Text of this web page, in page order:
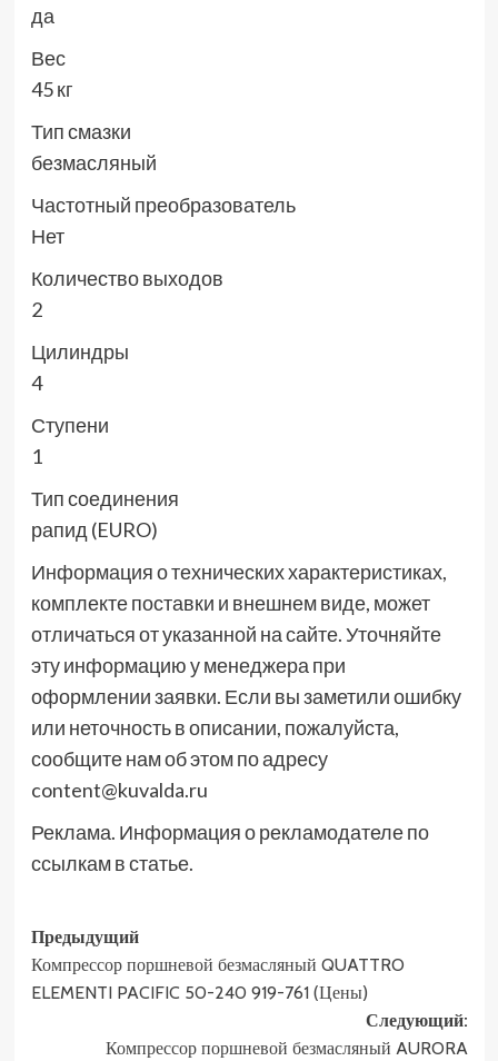
да
Вес
45 кг
Тип смазки
безмасляный
Частотный преобразователь
Нет
Количество выходов
2
Цилиндры
4
Ступени
1
Тип соединения
рапид (EURO)
Информация о технических характеристиках,
комплекте поставки и внешнем виде, может
отличаться от указанной на сайте. Уточняйте
эту информацию у менеджера при
оформлении заявки. Если вы заметили ошибку
или неточность в описании, пожалуйста,
сообщите нам об этом по адресу
content@kuvalda.ru
Реклама. Информация о рекламодателе по
ссылкам в статье.
Навигация
записи
Предыдущий
Компрессор поршневой безмасляный QUATTRO
ELEMENTI PACIFIC 50-240 919-761 (Цены)
Следующий:
Компрессор поршневой безмасляный AURORA